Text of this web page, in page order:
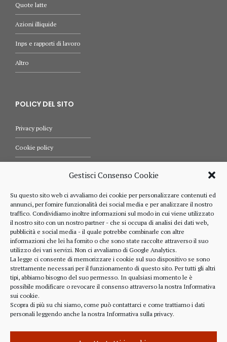
Gestisci Consenso Cookie
Su questo sito web ci avvaliamo dei cookie per personalizzare contenuti ed
annunci, per fornire funzionalità dei social media e per analizzare il nostro
traffico. Condividiamo inoltre informazioni sul modo in cui viene utilizzato
il nostro sito con un nostro partner - che si occupa di analisi dei dati web,
pubblicità e social media - il quale potrebbe combinarle con altre
informazioni che lei ha fornito o che sono state raccolte attraverso il suo
utilizzo dei vari servizi. Non ci avvaliamo di Google Analytics.
La legge ci consente di memorizzare i cookie sul suo dispositivo se sono
strettamente necessari per il funzionamento di questo sito. Per tutti gli altri
tipi, abbiamo bisogno del suo permesso. In qualsiasi momento le è
possibile modificare o revocare il consenso attraverso la nostra Informativa
sui cookie.
Scopra di più su chi siamo, come può contattarci e come trattiamo i dati
personali leggendo anche la nostra Informativa sulla privacy.
Quote latte
Azioni illiquide
Inps e rapporti di lavoro
Altro
POLICY DEL SITO
Privacy policy
Cookie policy
Comunicazioni
RIFERIMENTI
328 4643900
RZZ LRT 72M24 B111O